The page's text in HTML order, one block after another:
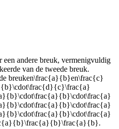
een andere breuk, vermenigvuldig
van de tweede breuk.
breuken\frac{a}{b}en\frac{c}
.